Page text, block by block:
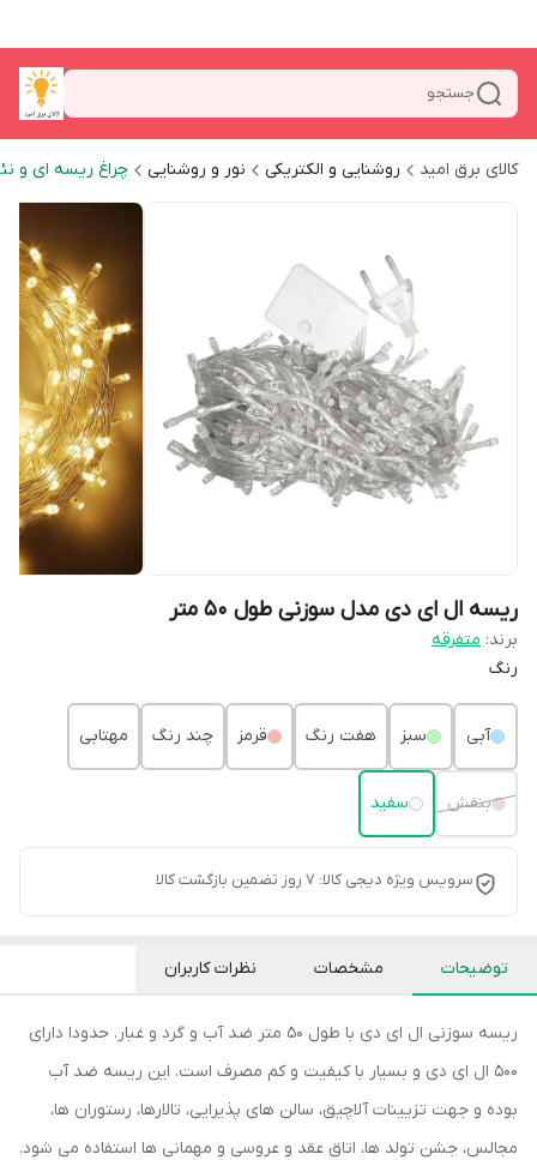
جستجو
کالای برق امید روشنایی و الکتریکی نور و روشنایی چراغ ریسه ای و
ریسه ال ای دی مدل سوزنی طول 50 متر
برند: متفرقه
رنگ
آبی سبز هفت رنگ قرمز چند رنگ مهتابی
بنفش سفید
سرویس ویژه دیجی کالا: 7 روز تضمین بازگشت کالا
توضیحات مشخصات نظرات کاربران
ریسه سوزنی ال ای دی با طول 50 متر ضد آب و گرد و غبار. حدودا دارای
500 ال ای دی و بسیار با کیفیت و کم مصرف است. این ریسه ضد آب
بوده و جهت تزیینات آلاچیق، سالن های پذیرایی، تالارها، رستوران ها،
مجالس، جشن تولد ها، اتاق عقد و عروسی و مهمانی ها استفاده می شود.